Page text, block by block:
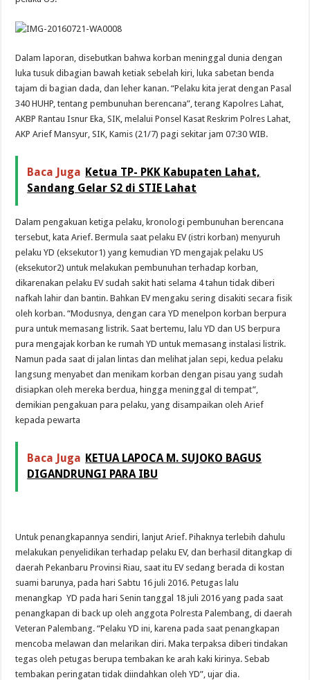
Dalam laporan, disebutkan bahwa korban meninggal dunia dengan
luka tusuk dibagian bawah ketiak sebelah kiri, luka sabetan benda
tajam di bagian dada, dan leher kanan. “Pelaku kita jerat dengan Pasal
340 HUHP, tentang pembunuhan berencana”, terang Kapolres Lahat,
AKBP Rantau Isnur Eka, SIK, melalui Ponsel Kasat Reskrim Polres Lahat,
AKP Arief Mansyur, SIK, Kamis (21/7) pagi sekitar jam 07:30 WIB.
Baca Juga Ketua TP- PKK Kabupaten Lahat,
Sandang Gelar S2 di STIE Lahat
Dalam pengakuan ketiga pelaku, kronologi pembunuhan berencana
tersebut, kata Arief. Bermula saat pelaku EV (istri korban) menyuruh
pelaku YD (eksekutor1) yang kemudian YD mengajak pelaku US
(eksekutor2) untuk melakukan pembunuhan terhadap korban,
dikarenakan pelaku EV sudah sakit hati selama 4 tahun tidak diberi
nafkah lahir dan bantin. Bahkan EV mengaku sering disakiti secara fisik
oleh korban. “Modusnya, dengan cara YD menelpon korban berpura
pura untuk memasang listrik. Saat bertemu, lalu YD dan US berpura
pura mengajak korban ke rumah YD untuk memasang instalasi listrik.
Namun pada saat di jalan lintas dan melihat jalan sepi, kedua pelaku
langsung menyabet dan menikam korban dengan pisau yang sudah
disiapkan oleh mereka berdua, hingga meninggal di tempat”,
demikian pengakuan para pelaku, yang disampaikan oleh Arief
kepada pewarta
Baca Juga KETUA LAPOCA M. SUJOKO BAGUS
DIGANDRUNGI PARA IBU
Untuk penangkapannya sendiri, lanjut Arief. Pihaknya terlebih dahulu
melakukan penyelidikan terhadap pelaku EV, dan berhasil ditangkap di
daerah Pekanbaru Provinsi Riau, saat itu EV sedang berada di kostan
suami barunya, pada hari Sabtu 16 juli 2016. Petugas lalu
menangkap YD pada hari Senin tanggal 18 juli 2016 yang pada saat
penangkapan di back up oleh anggota Polresta Palembang, di daerah
Veteran Palembang. “Pelaku YD ini, karena pada saat penangkapan
mencobamelawan dan melarikan diri. Maka terpaksa diberi tindakan
tegas oleh petugas berupa tembakan ke arah kaki kirinya. Sebab
tembakan peringatan tidak diindahkan oleh YD”, ujar dia.